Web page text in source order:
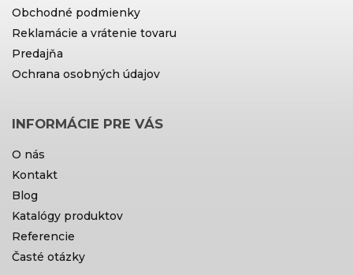
Obchodné podmienky
Reklamácie a vrátenie tovaru
Predajňa
Ochrana osobných údajov
INFORMÁCIE PRE VÁS
O nás
Kontakt
Blog
Katalógy produktov
Referencie
Časté otázky